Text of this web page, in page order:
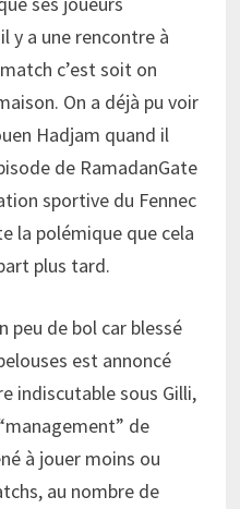
y a une rencontre à
c’est soit on
On a déjà pu voir
Hadjam quand il
de RamadanGate
sportive du Fennec
la polémique que cela
plus tard.
peu de bol car blessé
est annoncé
indiscutable sous Gilli,
de
à jouer moins ou
au nombre de